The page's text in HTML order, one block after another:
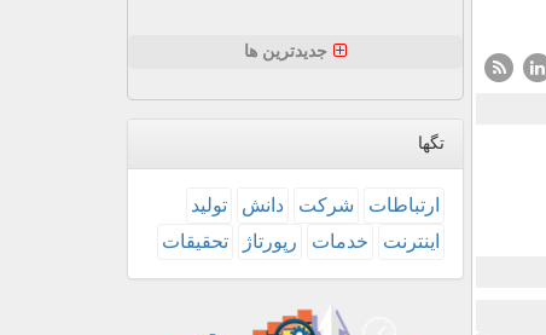
جدیدترین ها
تگها
ارتباطات شركت دانش
تولید
اینترنت
خدمات رپورتاژ تحقیقات